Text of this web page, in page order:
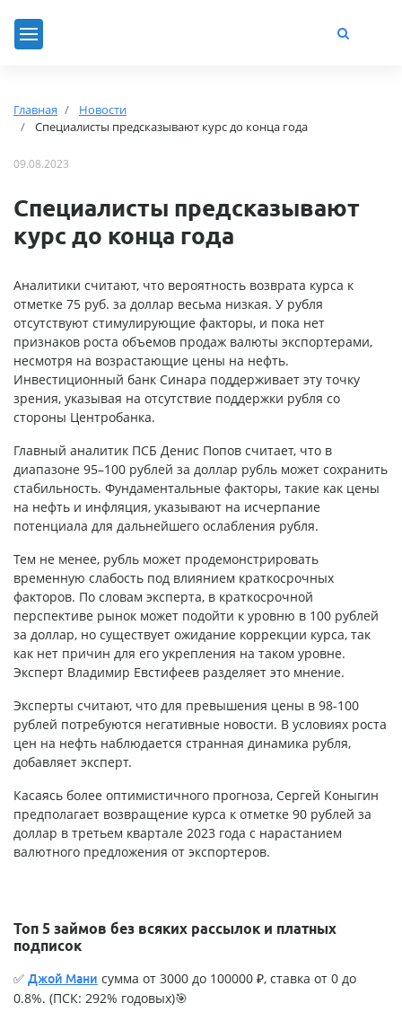
Главная
Новости
Специалисты предсказывают курс до конца года
09.08.2023
Специалисты предсказывают
курс до конца года
Аналитики считают, что вероятность возврата курса к
отметке 75 руб. за доллар весьма низкая. У рубля
отсутствуют стимулирующие факторы, и пока нет
признаков роста объемов продаж валюты экспортерами,
несмотря на возрастающие цены на нефть.
Инвестиционный банк Синара поддерживает эту точку
зрения, указывая на отсутствие поддержки рубля со
стороны Центробанка.
Главный аналитик ПСБ Денис Попов считает, что в
диапазоне 95–100 рублей за доллар рубль может сохранить
стабильность. Фундаментальные факторы, такие как цены
на нефть и инфляция, указывают на исчерпание
потенциала для дальнейшего ослабления рубля.
Тем не менее, рубль может продемонстрировать
временную слабость под влиянием краткосрочных
факторов. По словам эксперта, в краткосрочной
перспективе рынок может подойти к уровню в 100 рублей
за доллар, но существует ожидание коррекции курса, так
как нет причин для его укрепления на таком уровне.
Эксперт Владимир Евстифеев разделяет это мнение.
Эксперты считают, что для превышения цены в 98-100
рублей потребуются негативные новости. В условиях роста
цен на нефть наблюдается странная динамика рубля,
добавляет эксперт.
Касаясь более оптимистичного прогноза, Сергей Коныгин
предполагает возвращение курса к отметке 90 рублей за
доллар в третьем квартале 2023 года с нарастанием
валютного предложения от экспортеров.
Топ 5 займов без всяких рассылок и платных
подписок
✅ Джой Мани сумма от 3000 до 100000 ₽, ставка от 0 до
0.8%. (ПСК: 292% годовых)🎯